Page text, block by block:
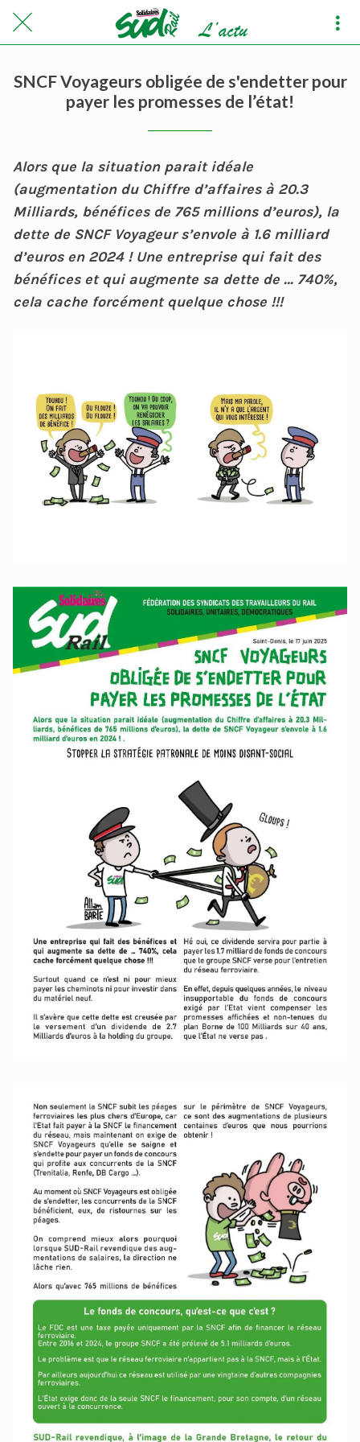
SNCF Voyageurs obligée de s'endetter pour
payer les promesses de l’état!
Alors que la situation parait idéale
(augmentation du Chiffre d’affaires à 20.3
Milliards, bénéfices de 765 millions d’euros), la
dette de SNCF Voyageur s’envole à 1.6 milliard
d’euros en 2024 ! Une entreprise qui fait des
bénéfices et qui augmente sa dette de … 740%,
cela cache forcément quelque chose !!!